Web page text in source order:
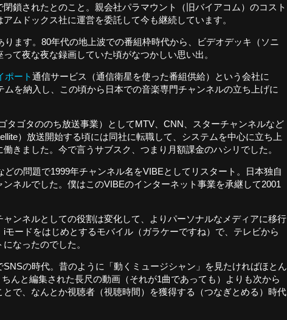
鎖されたとのこと。親会社パラマウント（旧バイアコム）のコスト
ムドックス社に運営を委託して今も継続しています。
ます。80年代の地上波での番組枠時代から、ビデオデッキ（ソニ
て夜な夜な録画していた頃がなつかしい思い出。
ポート通信サービス（通信衛星を使った番組供給）という会社に
ムを納入し、この頃から日本での音楽専門チャンネルの立ち上げに
タゴタののち放送事業）としてMTV、CNN、スターチャンネルなど
）放送開始する頃には同社に転職して、システムを中心に立ち上
きました。今で言うサブスク、つまり月額課金のハシリでした。
どの問題で1999年チャンネル名をVIBEとしてリスタート。日本独自
ネルでした。僕はこのVIBEのインターネット事業を承継して2001
ンネルとしての役割は変化して、よりパーソナルなメディアに移行
モードをはじめとするモバイル（ガラケーですね）で、テレビから
なったのでした。
の時代。昔のように「動くミュージシャン」を見たければほとん
んと編集された長尺の動画（それが1曲であっても）よりも次から
で、なんとか視聴者（視聴時間）を獲得する（つなぎとめる）時代